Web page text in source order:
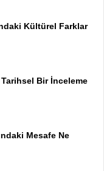
Kültürel Farklar
Bir İnceleme
Mesafe Ne